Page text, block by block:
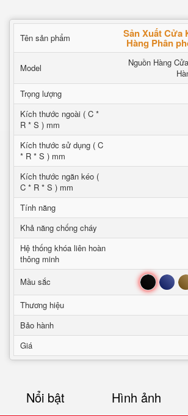
Tên sản phẩm Sản Xuất Cửa
Hàng Phân
Model
Nguồn Hàng
Trọng lượng
Kích thước ngoài ( C *
R * S ) mm
Kích thước sử dụng ( C
* R * S ) mm
Kích thước ngăn kéo (
C * R * S ) mm
Tính năng
Khả năng chống cháy
Hệ thống khóa liên hoàn
thông minh
Mầu sắc
Đen Xanh
Thương hiệu
Bảo hành
Giá
Nổi bật Hình ảnh